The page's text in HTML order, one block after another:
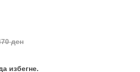
ден
избегне.